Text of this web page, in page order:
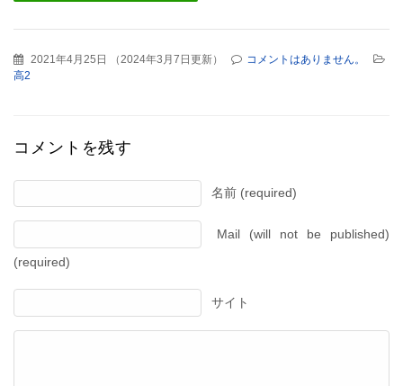
2021年4月25日 （2024年3月7日更新）
コメントはありません。
高2
コメントを残す
名前 (required)
Mail (will not be published)
(required)
サイト